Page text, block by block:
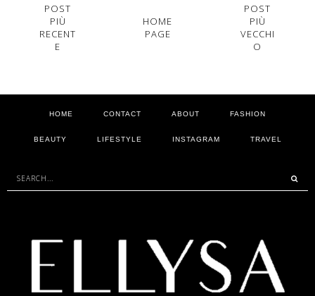
POST
PIÙ
RECENT
E
HOME
PAGE
POST
PIÙ
VECCHI
O
HOME CONTACT ABOUT FASHION
BEAUTY LIFESTYLE INSTAGRAM TRAVEL